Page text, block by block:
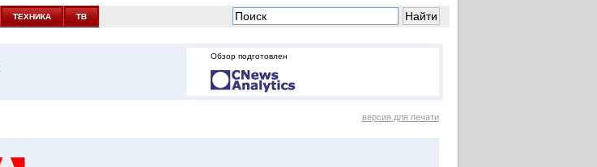
новых условиях
ТЕХНИКА ТВ
Обзор подготовлен
версия для печати